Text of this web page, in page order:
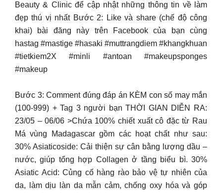
Beauty & Clinic để cập nhật những thông tin về làm
đẹp thú vị nhất Bước 2: Like và share (chế độ công
khai) bài đăng này trên Facebook của bạn cùng
hastag #mastige #hasaki #muttrangdiem #khangkhuan
#tietkiem2X #minli #antoan #makeupsponges
#makeup
Bước 3: Comment đúng đáp án KÈM con số may mắn
(100-999) + Tag 3 người bạn THỜI GIAN DIỄN RA:
23/05 – 06/06 >Chứa 100% chiết xuất cô đặc từ Rau
Má vùng Madagascar gồm các hoạt chất như sau:
30% Asiaticoside: Cải thiện sự cân bằng lượng dầu –
nước, giúp tổng hợp Collagen ở tầng biểu bì. 30%
Asiatic Acid: Củng cố hàng rào bảo vệ tự nhiên của
da, làm dịu làn da mẫn cảm, chống oxy hóa và góp